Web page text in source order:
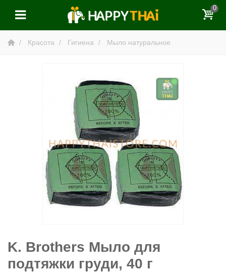
0
Красота Гигиена Мыло натуральное
K. Brothers Мыло для
подтяжки груди, 40 г